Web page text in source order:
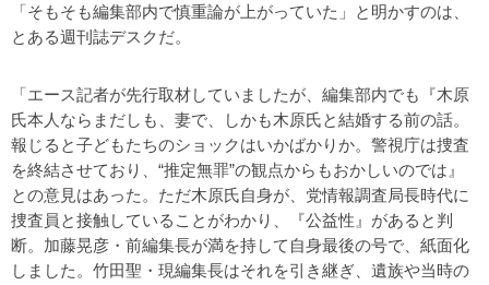
「そもそも編集部内で慎重論が上がっていた」と明かすのは、
とある週刊誌デスクだ。
「エース記者が先行取材していましたが、編集部内でも『木原
氏本人ならまだしも、妻で、しかも木原氏と結婚する前の話。
報じると子どもたちのショックはいかばかりか。警視庁は捜査
を終結させており、“推定無罪”の観点からもおかしいのでは』
との意見はあった。ただ木原氏自身が、党情報調査局長時代に
捜査員と接触していることがわかり、『公益性』があると判
断。加藤晃彦・前編集長が満を持して自身最後の号で、紙面化
しました。竹田聖・現編集長はそれを引き継ぎ、遺族や当時の